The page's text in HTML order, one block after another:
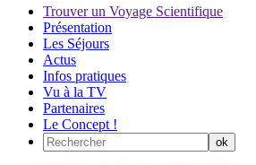
Trouver un Voyage Scientifique
Présentation
Les Séjours
Actus
Infos pratiques
Vu à la TV
Partenaires
Le Concept !